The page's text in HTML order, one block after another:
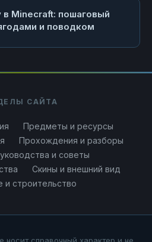
в Minecraft: пошаговый
и поводком
САЙТА
Предметы и ресурсы
Прохождения и разборы
и советы
Скины и внешний вид
и строительство